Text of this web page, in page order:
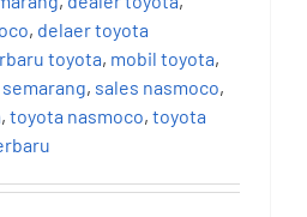
, delaer toyota
toyota, mobil toyota,
, sales nasmoco,
, toyota nasmoco, toyota